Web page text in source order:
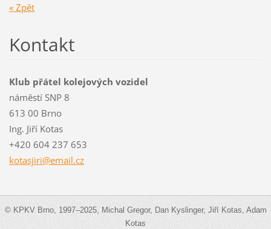
« Zpět
Kontakt
Klub přátel kolejových vozidel
náměstí SNP 8
613 00 Brno
Ing. Jiří Kotas
+420 604 237 653
kotasjiri@email.cz
© KPKV Brno, 1997–2025, Michal Gregor, Dan Kyslinger, Jiří Kotas, Adam
Kotas